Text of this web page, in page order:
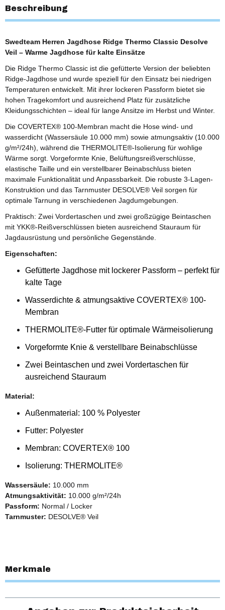
Beschreibung
Swedteam Herren Jagdhose Ridge Thermo Classic Desolve
Veil – Warme Jagdhose für kalte Einsätze
Die Ridge Thermo Classic ist die gefütterte Version der beliebten
Ridge-Jagdhose und wurde speziell für den Einsatz bei niedrigen
Temperaturen entwickelt. Mit ihrer lockeren Passform bietet sie
hohen Tragekomfort und ausreichend Platz für zusätzliche
Kleidungsschichten – ideal für lange Ansitze im Herbst und Winter.
Die COVERTEX® 100-Membran macht die Hose wind- und
wasserdicht (Wassersäule 10.000 mm) sowie atmungsaktiv (10.000
g/m²/24h), während die THERMOLITE®-Isolierung für wohlige
Wärme sorgt. Vorgeformte Knie, Belüftungsreißverschlüsse,
elastische Taille und ein verstellbarer Beinabschluss bieten
maximale Funktionalität und Anpassbarkeit. Die robuste 3-Lagen-
Konstruktion und das Tarnmuster DESOLVE® Veil sorgen für
optimale Tarnung in verschiedenen Jagdumgebungen.
Praktisch: Zwei Vordertaschen und zwei großzügige Beintaschen
mit YKK®-Reißverschlüssen bieten ausreichend Stauraum für
Jagdausrüstung und persönliche Gegenstände.
Eigenschaften:
Gefütterte Jagdhose mit lockerer Passform – perfekt für
kalte Tage
Wasserdichte & atmungsaktive COVERTEX® 100-
Membran
THERMOLITE®-Futter für optimale Wärmeisolierung
Vorgeformte Knie & verstellbare Beinabschlüsse
Zwei Beintaschen und zwei Vordertaschen für
ausreichend Stauraum
Material:
Außenmaterial: 100 % Polyester
Futter: Polyester
Membran: COVERTEX® 100
Isolierung: THERMOLITE®
Wassersäule: 10.000 mm
Atmungsaktivität: 10.000 g/m²/24h
Passform: Normal / Locker
Tarnmuster: DESOLVE® Veil
Merkmale